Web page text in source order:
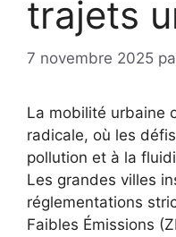
trajets
7 novembre 2025
La mobilité urbaine
radicale, où les
pollution et à la
Les grandes villes
réglementations
Faibles Émissions